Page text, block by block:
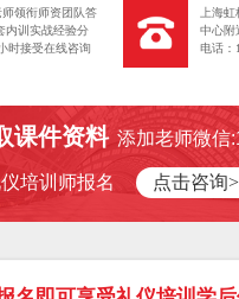
领衔师资团队答
内训实战经验分
时接受在线咨询
上海虹
中心附
电话：
课件资料 添加老师微信
培训师报名 点击咨询>